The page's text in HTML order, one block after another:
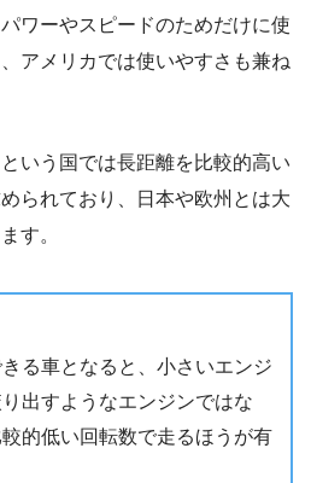
ワーやスピードのためだけに使
アメリカでは使いやすさも兼ね
いう国では長距離を比較的高い
られており、日本や欧州とは大
す。
る車となると、小さいエンジ
出すようなエンジンではな
的低い回転数で走るほうが有